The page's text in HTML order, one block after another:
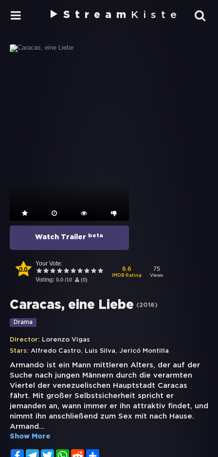
Stream Kiste
Watch Trailer beta
0.0
Your Vote:
Voting: 0.0 /10 (0)
6.6
IMDB Rating
75
Views
Caracas, eine Liebe (2016)
Drama
Director: Lorenzo Vigas
Stars: Alfredo Castro, Luis Silva, Jericó Montilla
Armando ist ein Mann mittleren Alters, der auf der
Suche nach jungen Männern durch die verarmten
Viertel der venezuelischen Hauptstadt Caracas
fährt. Mit großer Selbstsicherheit spricht er
jemanden an, wann immer er ihn attraktiv findet, und
nimmt ihn anschließend zum Sex mit nach Hause.
Armand ...
Show More
FacebookTelegramTwitterWhatsApp
Reddit